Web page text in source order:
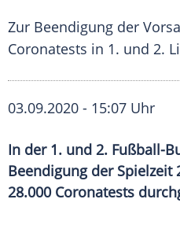
Zur Beendigung der
Coronatests in 1. und 2.
03.09.2020 - 15:07 Uhr
In der 1. und 2. Fußball-
Beendigung der Spielzeit
28.000 Coronatests